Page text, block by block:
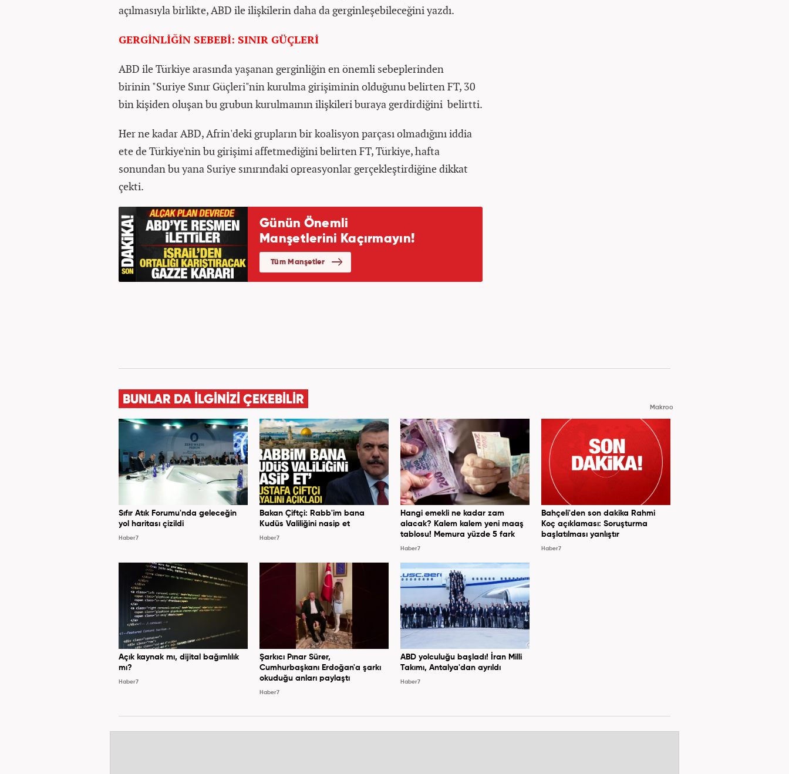
açılmasıyla birlikte, ABD ile ilişkilerin daha da gerginleşebileceğini yazdı.
GERGİNLİĞİN SEBEBİ: SINIR GÜÇLERİ
ABD ile Türkiye arasında yaşanan gerginliğin en önemli sebeplerinden
birinin "Suriye Sınır Güçleri"nin kurulma girişiminin olduğunu belirten FT, 30
bin kişiden oluşan bu grubun kurulmaının ilişkileri buraya gerdirdiğini belirtti.
Her ne kadar ABD, Afrin'deki grupların bir koalisyon parçası olmadığını iddia
ete de Türkiye'nin bu girişimi affetmediğini belirten FT, Türkiye, hafta
sonundan bu yana Suriye sınırındaki opreasyonlar gerçekleştirdiğine dikkat
çekti.
BUNLAR DA İLGİNİZİ ÇEKEBİLİR
Makroo
Sıfır Atık Forumu'nda geleceğin
yol haritası çizildi
Haber7
Bakan Çiftçi: Rabb'im bana
Kudüs Valiliğini nasip et
Haber7
Hangi emekli ne kadar zam
alacak? Kalem kalem yeni maaş
tablosu! Memura yüzde 5 fark
Haber7
Bahçeli'den son dakika Rahmi
Koç açıklaması: Soruşturma
başlatılması yanlıştır
Haber7
Açık kaynak mı, dijital bağımlılık
mı?
Haber7
Şarkıcı Pınar Sürer,
Cumhurbaşkanı Erdoğan'a şarkı
okuduğu anları paylaştı
Haber7
ABD yolculuğu başladı! İran Milli
Takımı, Antalya'dan ayrıldı
Haber7